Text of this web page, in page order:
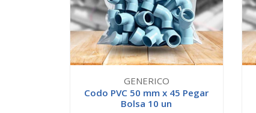
GENERICO
Codo PVC 50 mm x 45 Pegar
Bolsa 10 un